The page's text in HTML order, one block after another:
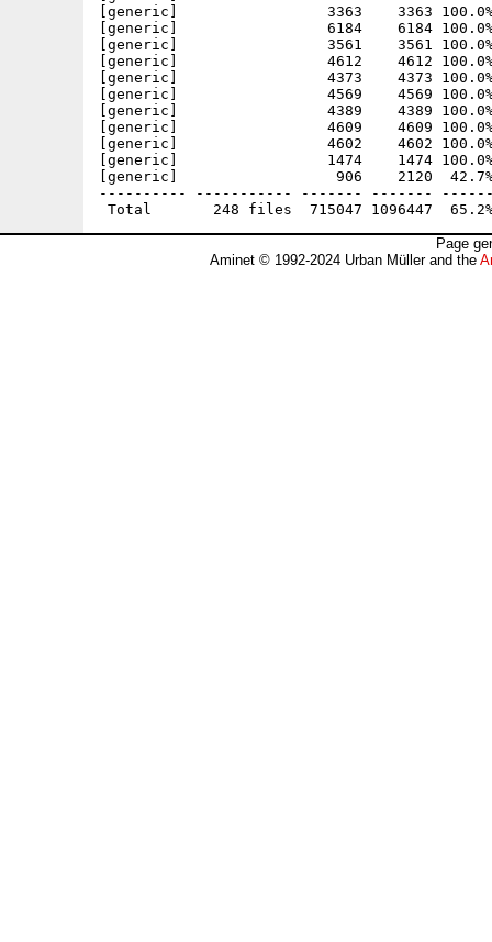
Page
Aminet © 1992-2024 Urban Müller and the